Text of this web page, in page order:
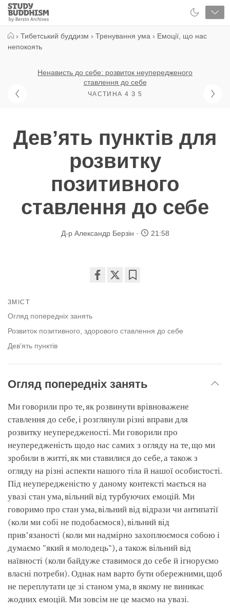
Close
Study
Buddhism
› Тибетський буддизм › Тренування ума › Емоції, що нас
непокоять
Ненависть до себе: розвиток неупередженого
ставлення до себе
ЧАСТИНА 4 З 5
Девʼять пунктів для
розвитку
позитивного
ставлення до себе
Д-р Александр Берзін 21:58
ЗМІСТ
Огляд попередніх занять
Розвиток позитивного, здорового ставлення до себе
Дев'ять пунктів
Огляд попередніх занять
Ми говорили про те, як розвинути врівноважене
ставлення до себе, і розглянули різні вправи для
розвитку неупередженості. Ми говорили про
неупередженість щодо нас самих з огляду на те, що ми
зробили в житті, як ми ставилися до себе, а також з
огляду на різні аспекти нашого тіла й нашої особистості.
Під неупередженістю у даному контексті мається на
увазі стан ума, вільний від турбуючих емоцій. Ми
говоримо про стан ума, вільний від відрази чи антипатії
(коли ми собі не подобаємося), вільний від
привʼязаності (коли ми надмірно захоплюємося собою і
думаємо "який я молодець"), а також вільний від
наївності (коли байдуже ставимося до себе й ігноруємо
власні потреби). Однак нам варто бути обережними, щоб
не переплутати це зі станом ума, в якому не виникає
жодних емоцій. Ми зовсім не це маємо на увазі.